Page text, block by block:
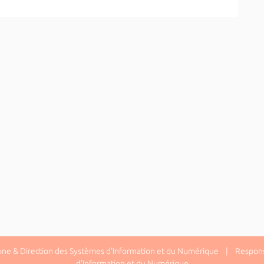
& Direction des Systèmes d'Information et du Numérique |